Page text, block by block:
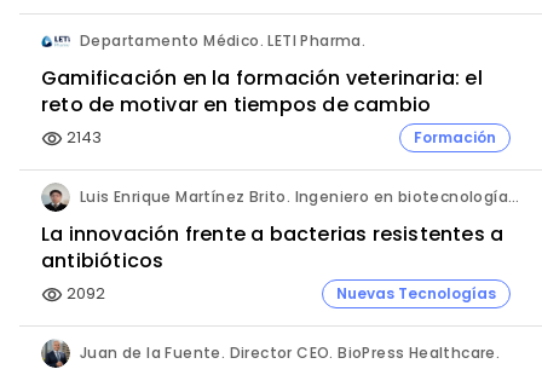
Departamento Médico. LETI Pharma.
Gamificación en la formación veterinaria: el
reto de motivar en tiempos de cambio
visibility 2143 Formación
Luis Enrique Martínez Brito. Ingeniero en biotecnología, México.
La innovación frente a bacterias resistentes a
antibióticos
visibility 2092 Nuevas Tecnologías
Juan de la Fuente. Director CEO. BioPress Healthcare.